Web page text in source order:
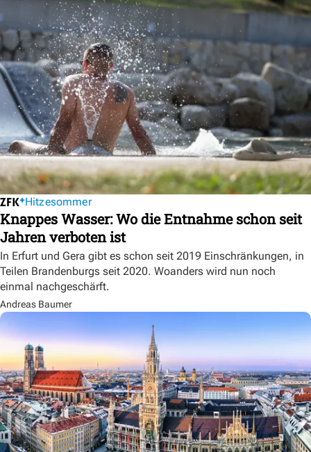
Hitzesommer
Knappes Wasser: Wo die Entnahme schon seit
Jahren verboten ist
In Erfurt und Gera gibt es schon seit 2019 Einschränkungen, in
Teilen Brandenburgs seit 2020. Woanders wird nun noch
einmal nachgeschärft.
Andreas Baumer